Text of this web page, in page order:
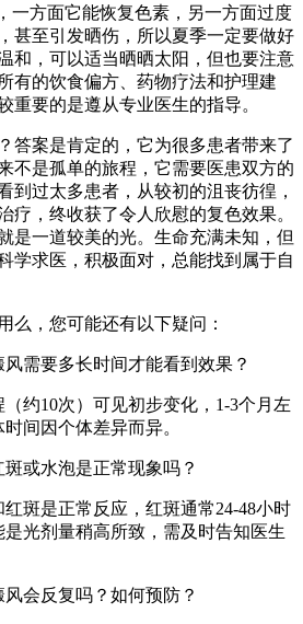
一方面它能恢复色素，另一方面过度
甚至引发晒伤，所以夏季一定要做好
和，可以适当晒晒太阳，但也要注意
有的饮食偏方、药物疗法和护理建
重要的是遵从专业医生的指导。
答案是肯定的，它为很多患者带来了
不是孤单的旅程，它需要医患双方的
到过太多患者，从较初的沮丧彷徨，
疗，终收获了令人欣慰的复色效果。
是一道较美的光。生命充满未知，但
学求医，积极面对，总能找到属于自
么，您可能还有以下疑问：
需要多长时间才能看到效果？
约10次）可见初步变化，1-3个月左
间因个体差异而异。
或水泡是正常现象吗？
斑是正常反应，红斑通常24-48小时
是光剂量稍高所致，需及时告知医生
会反复吗？如何预防？